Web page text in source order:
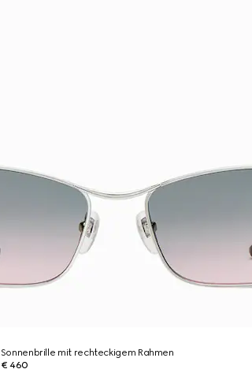
Sonnenbrille mit rechteckigem Rahmen
€ 460